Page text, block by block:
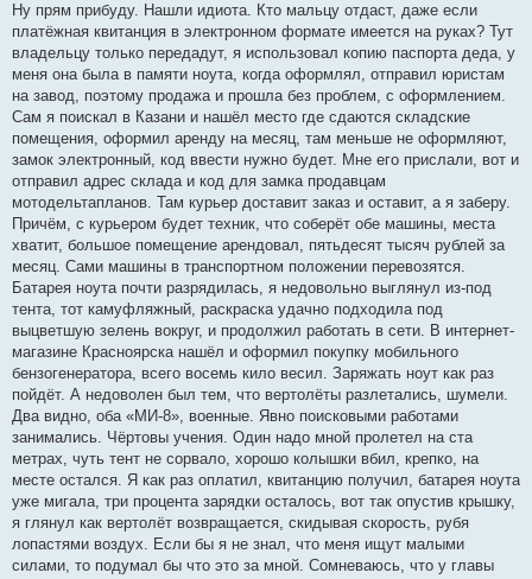
Ну прям прибуду. Нашли идиота. Кто мальцу отдаст, даже если
платёжная квитанция в электронном формате имеется на руках? Тут
владельцу только передадут, я использовал копию паспорта деда, у
меня она была в памяти ноута, когда оформлял, отправил юристам
на завод, поэтому продажа и прошла без проблем, с оформлением.
Сам я поискал в Казани и нашёл место где сдаются складские
помещения, оформил аренду на месяц, там меньше не оформляют,
замок электронный, код ввести нужно будет. Мне его прислали, вот и
отправил адрес склада и код для замка продавцам
мотодельтапланов. Там курьер доставит заказ и оставит, а я заберу.
Причём, с курьером будет техник, что соберёт обе машины, места
хватит, большое помещение арендовал, пятьдесят тысяч рублей за
месяц. Сами машины в транспортном положении перевозятся.
Батарея ноута почти разрядилась, я недовольно выглянул из-под
тента, тот камуфляжный, раскраска удачно подходила под
выцветшую зелень вокруг, и продолжил работать в сети. В интернет-
магазине Красноярска нашёл и оформил покупку мобильного
бензогенератора, всего восемь кило весил. Заряжать ноут как раз
пойдёт. А недоволен был тем, что вертолёты разлетались, шумели.
Два видно, оба «МИ-8», военные. Явно поисковыми работами
занимались. Чёртовы учения. Один надо мной пролетел на ста
метрах, чуть тент не сорвало, хорошо колышки вбил, крепко, на
месте остался. Я как раз оплатил, квитанцию получил, батарея ноута
уже мигала, три процента зарядки осталось, вот так опустив крышку,
я глянул как вертолёт возвращается, скидывая скорость, рубя
лопастями воздух. Если бы я не знал, что меня ищут малыми
силами, то подумал бы что это за мной. Сомневаюсь, что у главы